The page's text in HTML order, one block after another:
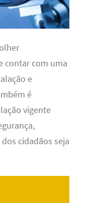
contar com uma
e
é
vigente
cidadãos seja